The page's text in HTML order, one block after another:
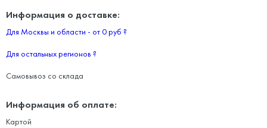
Информация о доставке:
Для Москвы и области - от 0 руб ?
Для остальных регионов ?
Самовывоз со склада
Информация об оплате:
Картой